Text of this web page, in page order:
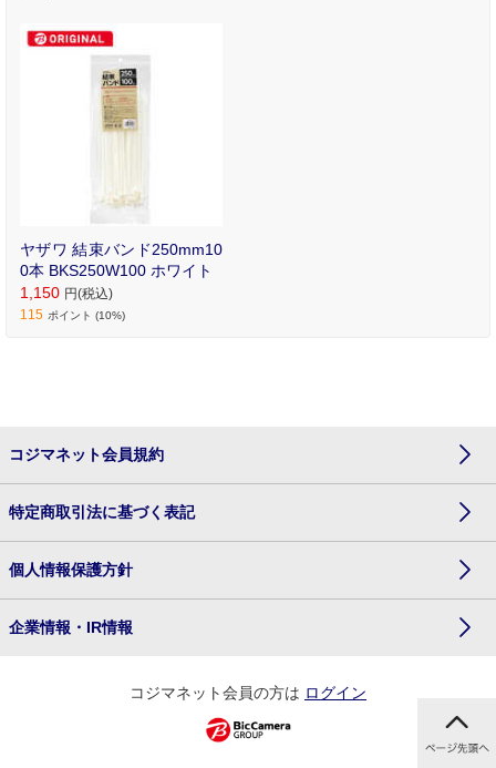
ープオリジナル】
ヤザワ 結束バンド250mm10
0本 BKS250W100 ホワイト
1,150 円(税込)
115 ポイント (10%)
コジマネット会員規約
特定商取引法に基づく表記
個人情報保護方針
企業情報・IR情報
コジマネット会員の方は ログイン